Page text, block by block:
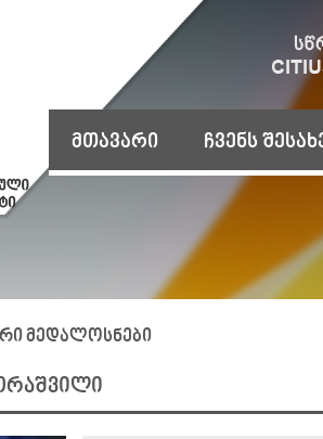
მთავარი ჩვენს
მედალოსნები